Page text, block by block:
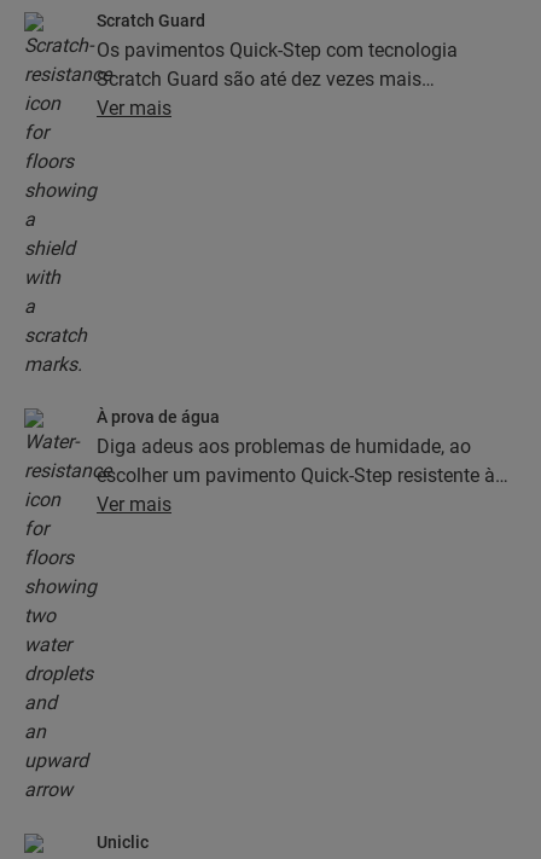
Scratch Guard
Os pavimentos Quick-Step com tecnologia
Scratch Guard são até dez vezes mais
resistentes aos riscos do que os pavimentos sem
Ver mais
À prova de água
Diga adeus aos problemas de humidade, ao
escolher um pavimento Quick-Step resistente à
água. Estes pavimentos não só têm um aspeto
faz com que limpá-los seja mais fácil do que
Ver mais
Uniclic